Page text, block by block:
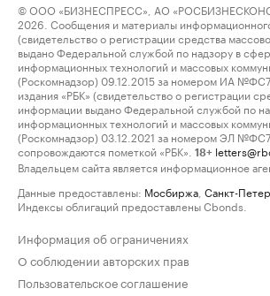
© ООО «БИЗНЕСПРЕСС», АО
2026. Сообщения и материалы информационного
(свидетельство о регистрации средства
выдано Федеральной службой по надзору в
информационных технологий и массовых
(Роскомнадзор) 09.12.2015 за номером ИА
издания «РБК» (свидетельство о регистрации
информации выдано Федеральной службой по
информационных технологий и массовых
(Роскомнадзор) 03.12.2021 за номером ЭЛ
сопровождаются пометкой «РБК».
18+
Владельцем сайта является информационное
Данные предоставлены: Мосбиржа Санкт-
Индексы облигаций предоставлены Cbonds.
Информация об ограничениях
О соблюдении авторских прав
Пользовательское соглашение